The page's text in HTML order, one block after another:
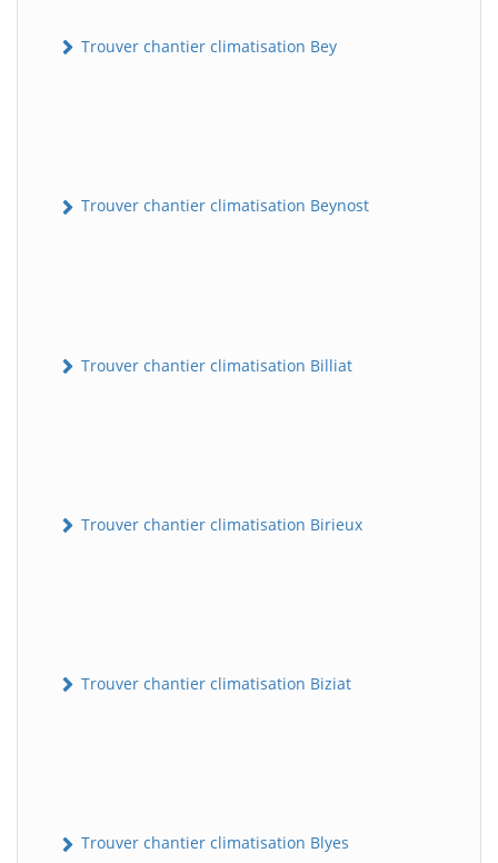
Trouver chantier climatisation Bey
Trouver chantier climatisation Beynost
Trouver chantier climatisation Billiat
Trouver chantier climatisation Birieux
Trouver chantier climatisation Biziat
Trouver chantier climatisation Blyes